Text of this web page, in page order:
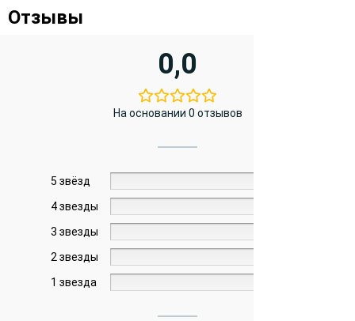
Отзывы
0,0
На основании 0 отзывов
5 звёзд
4 звезды
3 звезды
2 звезды
1 звезда